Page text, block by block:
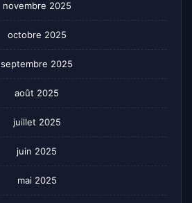
novembre 2025
octobre 2025
septembre 2025
août 2025
juillet 2025
juin 2025
mai 2025